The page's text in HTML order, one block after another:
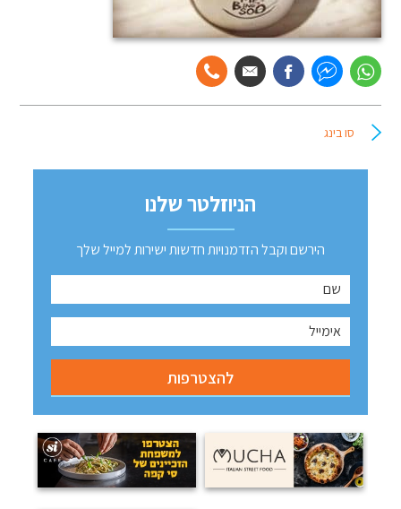
סו בינג
הניוזלטר שלנו
הירשם וקבל הזדמנויות חדשות ישירות למייל שלך